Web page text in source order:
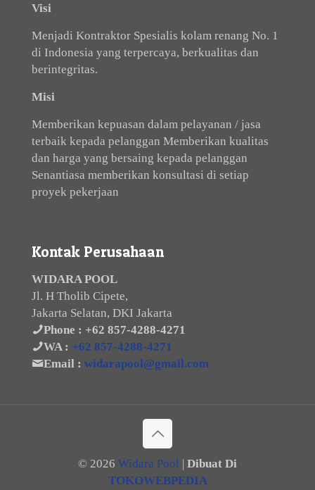
Visi
Menjadi Kontraktor Spesialis kolam renang No. 1
di Indonesia yang terpercaya, berkualitas dan
berintegritas.
Misi
Memberikan kepuasan dalam pelayanan / jasa
terbaik kepada pelanggan Memberikan kualitas
dan harga yang bersaing kepada pelanggan
Senantiasa memberikan konsultasi di setiap
proyek pekerjaan
Kontak Perusahaan
WIDARA POOL
Jl. H Tholib Cipete,
Jakarta Selatan, DKI Jakarta
Phone : +62 857-4288-4271
WA : +62 857-4288-4271
Email : widarapool@gmail.com
© 2026 Widara Pool
Dibuat Di
TOKOWEBPEDIA